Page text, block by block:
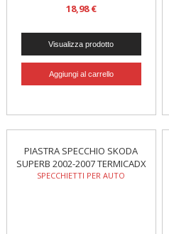
18,98 €
PIASTRA SPECCHIO SKODA
SUPERB 2002-2007 TERMICADX
SPECCHIETTI PER AUTO